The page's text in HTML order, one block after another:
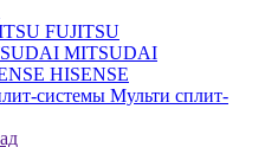
FUJITSU
MITSUDAI
HISENSE
Мульти сплит-